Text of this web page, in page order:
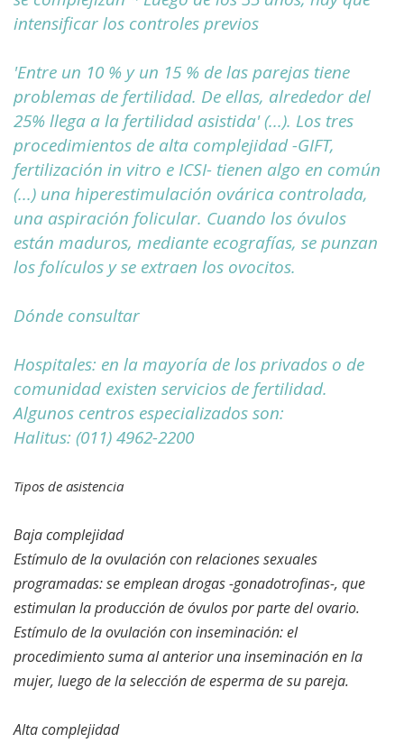
intensificar los controles previos
'Entre un 10 % y un 15 % de las parejas tiene
problemas de fertilidad. De ellas, alrededor del
25% llega a la fertilidad asistida' (...). Los tres
procedimientos de alta complejidad -GIFT,
fertilización in vitro e ICSI- tienen algo en común
(...) una hiperestimulación ovárica controlada,
una aspiración folicular. Cuando los óvulos
están maduros, mediante ecografías, se punzan
los folículos y se extraen los ovocitos.
Dónde consultar
Hospitales: en la mayoría de los privados o de
comunidad existen servicios de fertilidad.
Algunos centros especializados son:
Halitus: (011) 4962-2200
Tipos de asistencia
Baja complejidad
Estímulo de la ovulación con relaciones sexuales
programadas: se emplean drogas -gonadotrofinas-, que
estimulan la producción de óvulos por parte del ovario.
Estímulo de la ovulación con inseminación: el
procedimiento suma al anterior una inseminación en la
mujer, luego de la selección de esperma de su pareja.
Alta complejidad